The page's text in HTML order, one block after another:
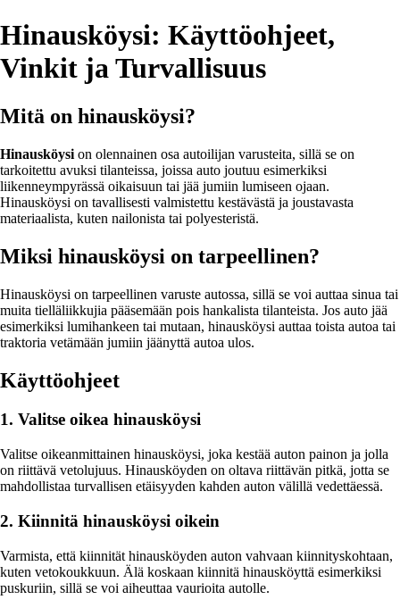
Hinausköysi: Käyttöohjeet,
Vinkit ja Turvallisuus
Mitä on hinausköysi?
Hinausköysi on olennainen osa autoilijan varusteita, sillä se on
tarkoitettu avuksi tilanteissa, joissa auto joutuu esimerkiksi
liikenneympyrässä oikaisuun tai jää jumiin lumiseen ojaan.
Hinausköysi on tavallisesti valmistettu kestävästä ja joustavasta
materiaalista, kuten nailonista tai polyesteristä.
Miksi hinausköysi on tarpeellinen?
Hinausköysi on tarpeellinen varuste autossa, sillä se voi auttaa sinua tai
muita tielläliikkujia pääsemään pois hankalista tilanteista. Jos auto jää
esimerkiksi lumihankeen tai mutaan, hinausköysi auttaa toista autoa tai
traktoria vetämään jumiin jäänyttä autoa ulos.
Käyttöohjeet
1. Valitse oikea hinausköysi
Valitse oikeanmittainen hinausköysi, joka kestää auton painon ja jolla
on riittävä vetolujuus. Hinausköyden on oltava riittävän pitkä, jotta se
mahdollistaa turvallisen etäisyyden kahden auton välillä vedettäessä.
2. Kiinnitä hinausköysi oikein
Varmista, että kiinnität hinausköyden auton vahvaan kiinnityskohtaan,
kuten vetokoukkuun. Älä koskaan kiinnitä hinausköyttä esimerkiksi
puskuriin, sillä se voi aiheuttaa vaurioita autolle.